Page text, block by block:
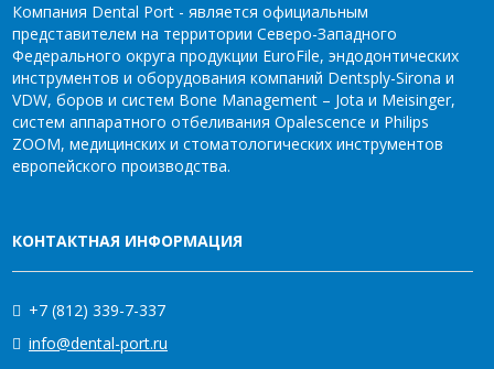
Компания Dental Port - является официальным
представителем на территории Северо-Западного
Федерального округа продукции EuroFile, эндодонтических
инструментов и оборудования компаний Dentsply-Sirona и
VDW, боров и систем Bone Management – Jota и Meisinger,
систем аппаратного отбеливания Opalescence и Philips
ZOOM, медицинских и стоматологических инструментов
европейского производства.
КОНТАКТНАЯ ИНФОРМАЦИЯ
+7 (812) 339-7-337
info@dental-port.ru